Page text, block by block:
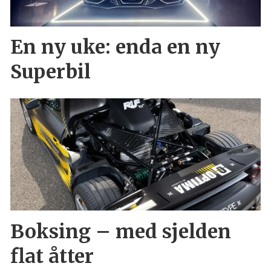
En ny uke: enda en ny
Superbil
Boksing – med sjelden
flat åtter